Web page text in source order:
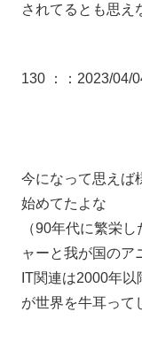
されてるとも思え
130 ： ：2023/04/
今になって思えば
始めてたよな
（90年代に繁栄
ャーと我が国のア
IT関連は2000年
が世界を牛耳って